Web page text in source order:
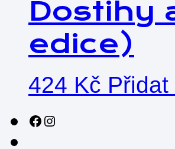
Dostihy
edice)
424 Kč
Sledujte nás na sociálních sítích!Instagram